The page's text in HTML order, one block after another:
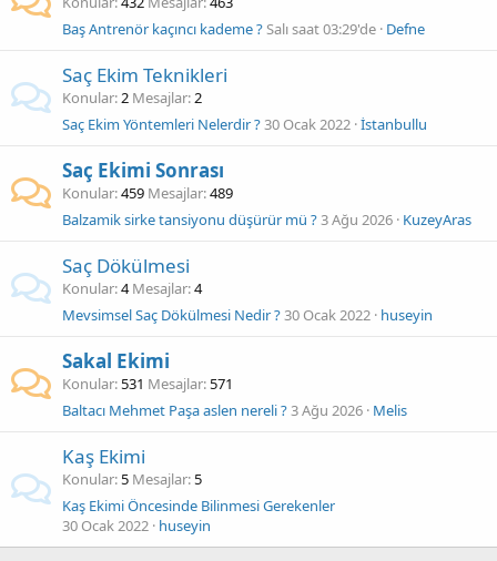
Baş Antrenör kaçıncı kademe ?Salı saat 03:29'de Defne
Saç Ekim Teknikleri
Konular 2 Mesajlar 2
Saç Ekim Yöntemleri Nelerdir ?30 Ocak 2022 İstanbullu
Saç Ekimi Sonrası
Konular 459 Mesajlar 489
Balzamik sirke tansiyonu düşürür mü ?3 Ağu 2026 KuzeyAras
Saç Dökülmesi
Konular 4 Mesajlar 4
Mevsimsel Saç Dökülmesi Nedir ?30 Ocak 2022 huseyin
Sakal Ekimi
Konular 531 Mesajlar 571
Baltacı Mehmet Paşa aslen nereli ?3 Ağu 2026 Melis
Kaş Ekimi
Konular 5 Mesajlar 5
Kaş Ekimi Öncesinde Bilinmesi Gerekenler
30 Ocak 2022 huseyin